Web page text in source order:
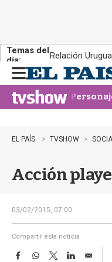
Temas del
día:
Relación
n
u
EL PAÍS TVSHOW
Acción
03/02/2015, 07:00
Compartir esta noticia
F
W
T
L
E